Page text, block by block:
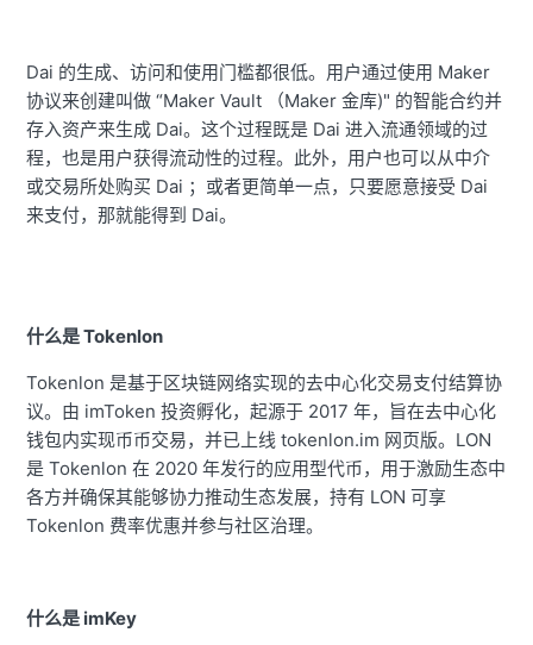
Dai 的生成、访问和使用门槛都很低。用户通过使用 Maker
协议来创建叫做 “Maker Vault （Maker 金库)" 的智能合约并
存入资产来生成 Dai。这个过程既是 Dai 进入流通领域的过
程，也是用户获得流动性的过程。此外，用户也可以从中介
或交易所处购买 Dai ；或者更简单一点，只要愿意接受 Dai
来支付，那就能得到 Dai。
什么是 Tokenlon
Tokenlon 是基于区块链网络实现的去中心化交易支付结算协
议。由 imToken 投资孵化，起源于 2017 年，旨在去中心化
钱包内实现币币交易，并已上线 tokenlon.im 网页版。LON
是 Tokenlon 在 2020 年发行的应用型代币，用于激励生态中
各方并确保其能够协力推动生态发展，持有 LON 可享
Tokenlon 费率优惠并参与社区治理。
什么是 imKey